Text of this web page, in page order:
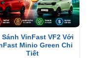
Sánh VinFast VF2 Với
Minio Green Chi
Tiết